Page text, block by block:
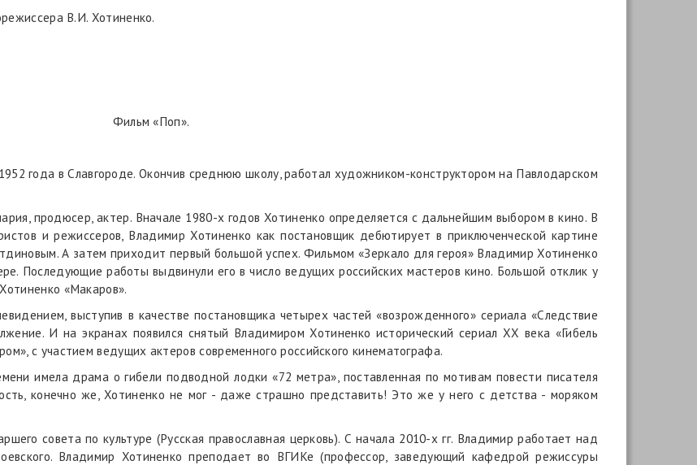
В.И. Хотиненко.
Фильм «Поп».
года в Славгороде. Окончив среднюю школу, работал художником-конструктором на Павлодарском
продюсер, актер. Вначале 1980-х годов Хотиненко определяется с дальнейшим выбором в кино. В
и режиссеров, Владимир Хотиненко как постановщик дебютирует в приключенческой картине
А затем приходит первый большой успех. Фильмом «Зеркало для героя» Владимир Хотиненко
Последующие работы выдвинули его в число ведущих российских мастеров кино. Большой отклик у
«Макаров».
выступив в качестве постановщика четырех частей «возрожденного» сериала «Следствие
И на экранах появился снятый Владимиром Хотиненко исторический сериал ХХ века «Гибель
с участием ведущих актеров современного российского кинематографа.
имела драма о гибели подводной лодки «72 метра», поставленная по мотивам повести писателя
конечно же, Хотиненко не мог - даже страшно представить! Это же у него с детства - моряком
совета по культуре (Русская православная церковь). С начала 2010-х гг. Владимир работает над
Владимир Хотиненко преподает во ВГИКе (профессор, заведующий кафедрой режиссуры